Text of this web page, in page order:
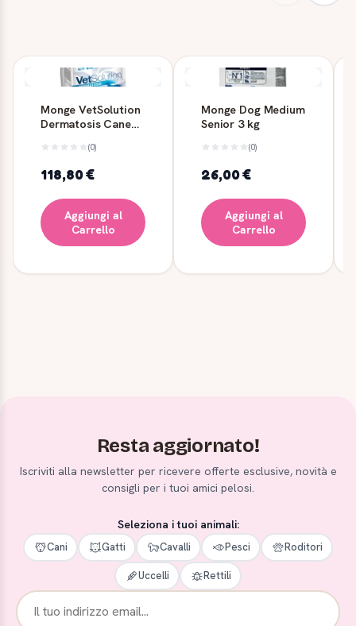
Monge VetSolution
Dermatosis Cane
(0)
118,80 €
Aggiungi al
Carrello
Monge Dog Medium
Senior 3 kg
(0)
26,00 €
Aggiungi al
Carrello
Resta aggiornato!
Iscriviti alla newsletter per ricevere offerte esclusive, novità e
consigli per i tuoi amici pelosi.
Seleziona i tuoi animali:
Cani Gatti Cavalli Pesci Roditori
Uccelli Rettili